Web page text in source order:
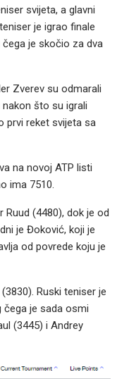
svijeta, a glavni
je igrao finale
je skočio za dva
Zverev su odmarali
što su igrali
prvi reket svijeta sa
na novoj ATP listi
ima 7510.
Ruud (4480), dok je od
je Đoković, koji je
od povrede koju je
Ruski teniser je
je sada osmi
(3445) i Andrey